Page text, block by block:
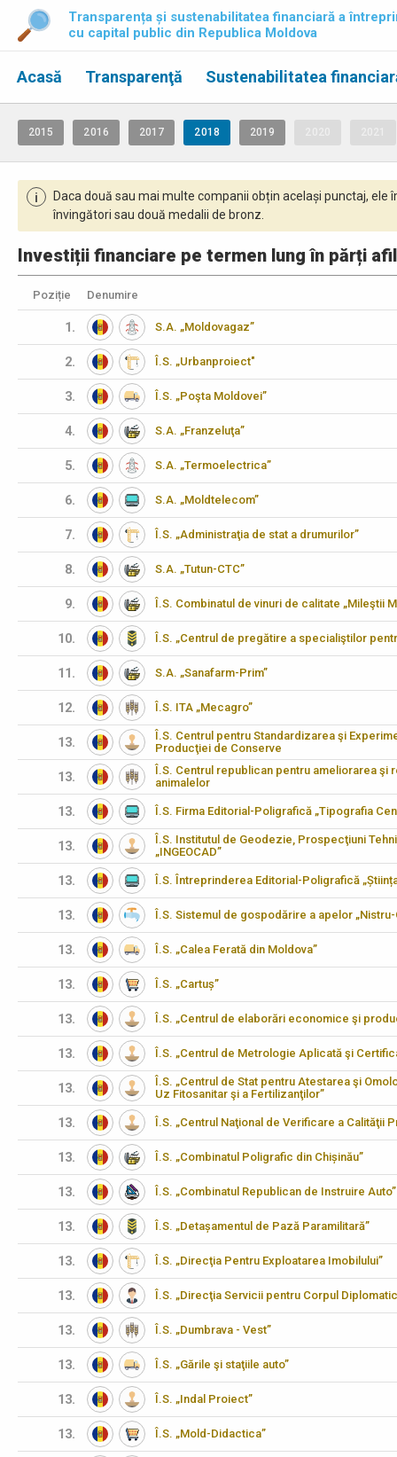
Transparența și sustenabilitatea financiară a
cu capital public din Republica Moldova
Acasă Transparenţă Sustenabilitatea
2015 2016 2017 2018 2019
i
Daca două sau mai multe companii obțin același punctaj,
învingători sau două medalii de bronz.
Investiții financiare pe termen lung în părți
Poziție Denumire
1. S.A. „Moldovagaz”
2. Î.S. „Urbanproiect"
3. Î.S. „Poşta Moldovei”
4. S.A. „Franzeluţa”
5. S.A. „Termoelectrica”
6. S.A. „Moldtelecom”
7. Î.S. „Administraţia de stat a drumurilor”
8. S.A. „Tutun-CTC”
9. Î.S. Combinatul de vinuri de calitate „Mileştii
10. Î.S. „Centrul de pregătire a specialiştilor
11. S.A. „Sanafarm-Prim”
12. Î.S. ITA „Mecagro”
13.
Î.S. Centrul pentru Standardizarea şi
Producţiei de Conserve
13.
Î.S. Centrul republican pentru ameliorarea şi
animalelor
13. Î.S. Firma Editorial-Poligrafică „Tipografia
13.
Î.S. Institutul de Geodezie, Prospecţiuni
„INGEOCAD”
13. Î.S. Întreprinderea Editorial-Poligrafică
13. Î.S. Sistemul de gospodărire a apelor „Nistru-
13. Î.S. „Calea Ferată din Moldova”
13. Î.S. „Cartuș”
13. Î.S. „Centrul de elaborări economice şi
13. Î.S. „Centrul de Metrologie Aplicată şi
13.
Î.S. „Centrul de Stat pentru Atestarea şi
Uz Fitosanitar şi a Fertilizanţilor”
13. Î.S. „Centrul Naţional de Verificare a Calităţii
13. Î.S. „Combinatul Poligrafic din Chișinău”
13. Î.S. „Combinatul Republican de Instruire Auto”
13. Î.S. „Detașamentul de Pază Paramilitară”
13. Î.S. „Direcţia Pentru Exploatarea Imobilului”
13. Î.S. „Direcţia Servicii pentru Corpul
13. Î.S. „Dumbrava - Vest”
13. Î.S. „Gările şi staţiile auto”
13. Î.S. „Indal Proiect”
13. Î.S. „Mold-Didactica”